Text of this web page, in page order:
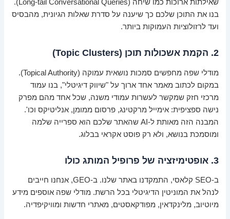
שאילתות ארוכות כמו שיחה (Long-tail Conversational Queries).
בנו את התוכן שלכם כך שיענה על סדרת שאלות הגיונית, מהבסיס
ועד לרזולוציות העמוקות ביותר.
2. הקמת אשכולות תוכן (Topic Clusters)
מודלי שפה מחפשים סמכות נושאית עמוקה (Topical Authority).
במקום לכתוב מאמר אחד ארוך על "שיווק דיגיטלי", בנו עמוד
מרכזי חזק שמקשר לעשרות עמודי משנה, שכל אחד מהם מפרק
נישה ספציפית: אימייל מרקטינג, פרסום ממומן, אנליטיקס וכו'.
המבנה הזה מאותת ל-AI שהאתר שלכם הוא ספרייה שלמה
ומוסמכת בנושא, ולא רק פוסט אקראי בבלוג.
3. אופטימיזציה של פרופיל המותג כולו
ב-SEO קלאסי, התמקדנו באתר שלנו. ב-GEO, אנחנו חייבים
לנהל את המוניטין הדיגיטלי בכל הרשת. מודלי שפה אוספים מידע
מיוטיוב, מלינקדאין, מפודקאסטים, מאתרי חדשות ומוויקיפדיה.